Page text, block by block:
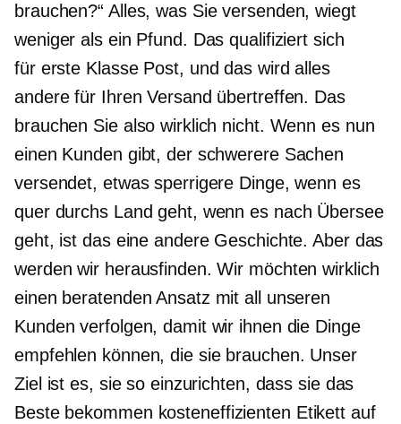
brauchen?“ Alles, was Sie versenden, wiegt
weniger als ein Pfund. Das qualifiziert sich
für erste KlassePost, und das wird alles
andere für Ihren Versand übertreffen. Das
brauchen Sie also wirklich nicht. Wenn es nun
einen Kunden gibt, der schwerere Sachen
versendet, etwas sperrigere Dinge, wenn es
quer durchs Land geht, wenn es nach Übersee
geht, ist das eine andere Geschichte. Aber das
werden wir herausfinden. Wir möchten wirklich
einen beratenden Ansatz mit all unseren
Kunden verfolgen, damit wir ihnen die Dinge
empfehlen können, die sie brauchen. Unser
Ziel ist es, sie so einzurichten, dass sie das
Beste bekommen kosteneffizienten Etikett auf